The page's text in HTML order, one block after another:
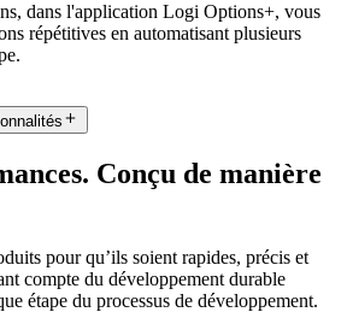
dans l'application Logi Options+, vous
répétitives en automatisant plusieurs
Conçu de manière
pour qu’ils soient rapides, précis et
compte du développement durable
étape du processus de développement.